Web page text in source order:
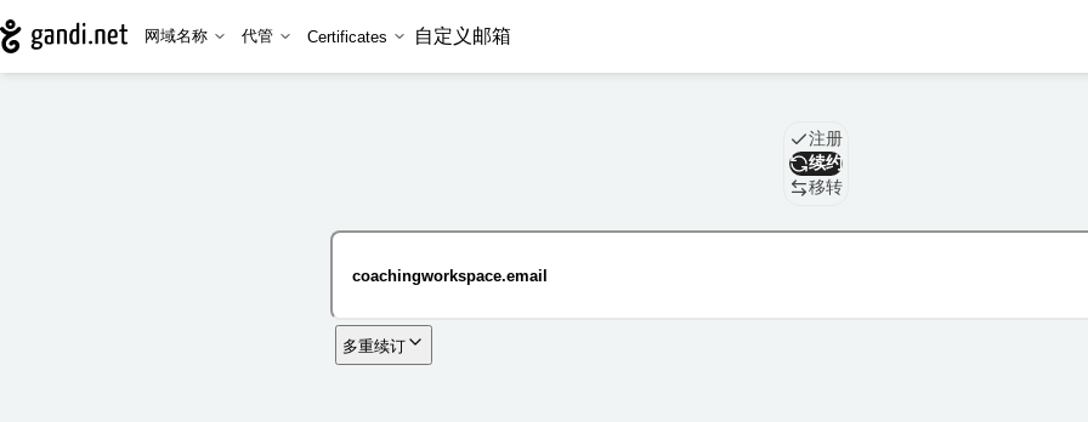
网域名称 代管 Certificates 自定义邮箱
域名注册
续约
移转
多重续订